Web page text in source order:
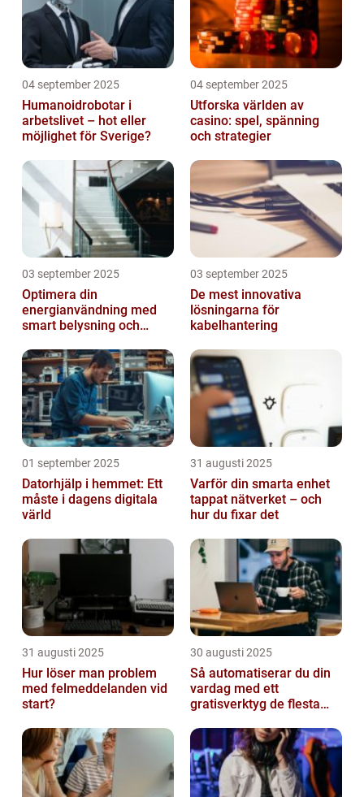
04 september 2025
Humanoidrobotar i
arbetslivet – hot eller
möjlighet för Sverige?
04 september 2025
Utforska världen av
casino: spel, spänning
och strategier
03 september 2025
Optimera din
energianvändning med
smart belysning och
03 september 2025
De mest innovativa
lösningarna för
kabelhantering
01 september 2025
Datorhjälp i hemmet: Ett
måste i dagens digitala
värld
31 augusti 2025
Varför din smarta enhet
tappat nätverket – och
hur du fixar det
31 augusti 2025
Hur löser man problem
med felmeddelanden vid
start?
30 augusti 2025
Så automatiserar du din
vardag med ett
gratisverktyg de flesta